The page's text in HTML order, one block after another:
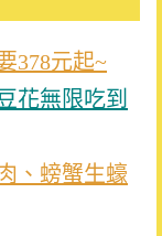
378元起~
花無限吃到
、螃蟹生蠔